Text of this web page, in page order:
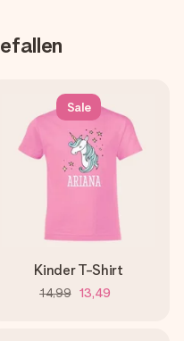
Sale
Kinder T-Shirt
14,99 13,49